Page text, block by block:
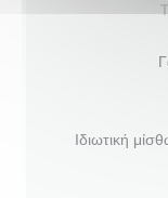
Ιδιωτική